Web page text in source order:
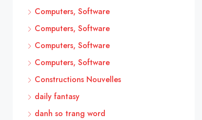
Computers, Software
Computers, Software
Computers, Software
Computers, Software
Constructions Nouvelles
daily fantasy
danh so trang word